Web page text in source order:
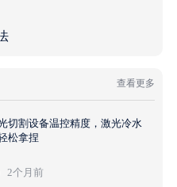
查看更多
切割设备温控精度，激光冷水
松拿捏
2个月前